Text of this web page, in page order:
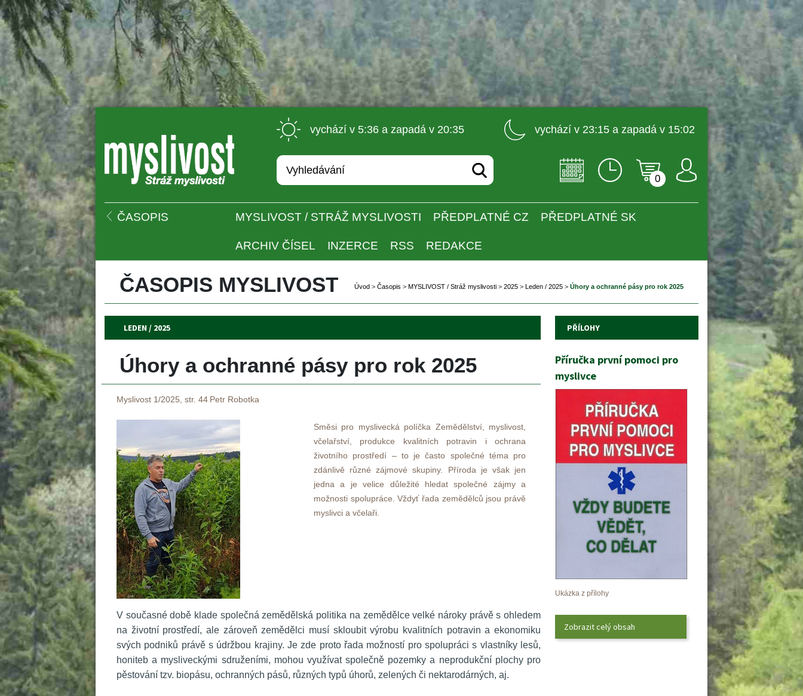
vychází v 5:36 a zapadá v 20:35 vychází v 23:15 a zapadá v 15:02
0
ČASOPIS MYSLIVOST / STRÁŽ MYSLIVOSTI PŘEDPLATNÉ CZ PŘEDPLATNÉ SK
ARCHIV ČÍSEL INZERCE RSS REDAKCE
ČASOPIS MYSLIVOST Úvod > Časopi > MYSLIVOST / Stráž myslivosti > 2025 > Leden / 2025 > Úhory a ochranné pásy pro rok 2025
LEDEN / 2025
Úhory a ochranné pásy pro rok 2025
Myslivost 1/2025, str. 44 Petr Robotka
Směsi pro myslivecká políčka Zemědělství, myslivost,
včelařství, produkce kvalitních potravin i ochrana
životního prostředí – to je často společné téma pro
zdánlivě různé zájmové skupiny. Příroda je však jen
jedna a je velice důležité hledat společné zájmy a
možnosti spolupráce. Vždyť řada zemědělců jsou právě
myslivci a včelaři.
V současné době klade společná zemědělská politika na zemědělce velké nároky právě s ohledem
na životní prostředí, ale zároveň zemědělci musí skloubit výrobu kvalitních potravin a ekonomiku
vých podniků právě s údržbou krajiny. Je zde proto řada možností pro spolupráci s vlastníky lesů,
honiteb a mysliveckými sdruženími, mohou využívat společně pozemky a neprodukční plochy pro
pěstování tzv. biopásu, ochranných pásů, různých typů úhorů, zelených či nektarodárných, aj.
PŘÍLOHY
Příručka první pomoci pro
myslivce
Ukázka z přílohy
Zobrazit celý obsah